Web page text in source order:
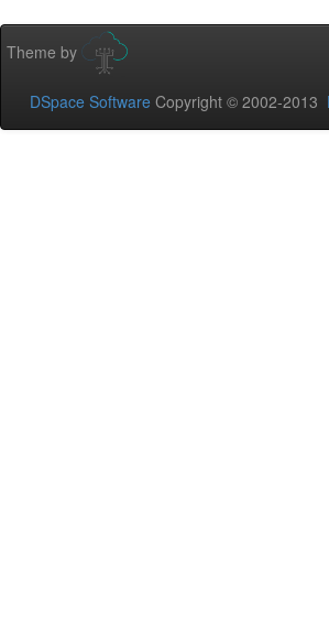
Theme by
DSpace Software Copyright © 2002-2013